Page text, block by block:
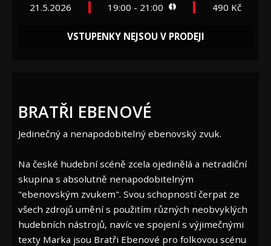
21.5.2026 19:00 - 21:00 490 Kč
VSTUPENKY NEJSOU V PRODEJI
BRATŘI EBENOVÉ
Jedinečný a nenapodobitelný ebenovský zvuk.
Na české hudební scéně zcela ojedinělá a netradiční
skupina s absolutně nenapodobitelným
"ebenovským zvukem". Svou schopností čerpat ze
všech zdrojů umění s použitím různých neobvyklých
hudebních nástrojů, navíc ve spojení s výjimečnými
texty Marka jsou Bratři Ebenové pro folkovou scénu